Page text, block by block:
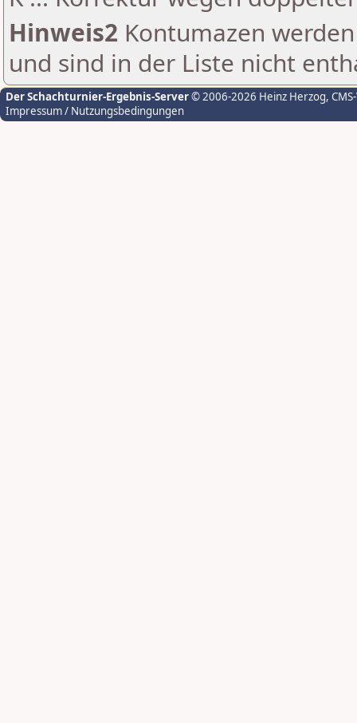
Hinweis2 Kontumazen
und sind in der Liste nicht
Der Schachturnier-Ergebnis-Server© 2006-2026 Heinz Herzog,
Impressum / Nutzungsbedingungen